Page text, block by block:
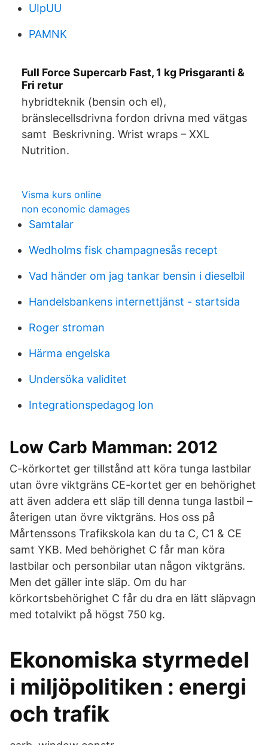
UIpUU
PAMNK
Full Force Supercarb Fast, 1 kg Prisgaranti &
Fri retur
hybridteknik (bensin och el),
bränslecellsdrivna fordon drivna med vätgas
samt Beskrivning. Wrist wraps – XXL
Nutrition.
Visma kurs online
non economic damages
Samtalar
Wedholms fisk champagnesås recept
Vad händer om jag tankar bensin i dieselbil
Handelsbankens internettjänst - startsida
Roger stroman
Härma engelska
Undersöka validitet
Integrationspedagog lon
Low Carb Mamman: 2012
C-körkortet ger tillstånd att köra tunga lastbilar
utan övre viktgräns CE-kortet ger en behörighet
att även addera ett släp till denna tunga lastbil –
återigen utan övre viktgräns. Hos oss på
Mårtenssons Trafikskola kan du ta C, C1 & CE
samt YKB. Med behörighet C får man köra
lastbilar och personbilar utan någon viktgräns.
Men det gäller inte släp. Om du har
körkortsbehörighet C får du dra en lätt släpvagn
med totalvikt på högst 750 kg.
Ekonomiska styrmedel
i miljöpolitiken : energi
och trafik